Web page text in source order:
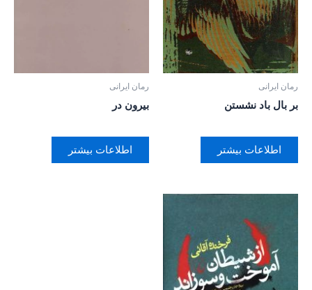
رمان ایرانی
بر‌ بال باد نشستن
اطلاعات بیشتر
رمان ایرانی
بیرون در
اطلاعات بیشتر